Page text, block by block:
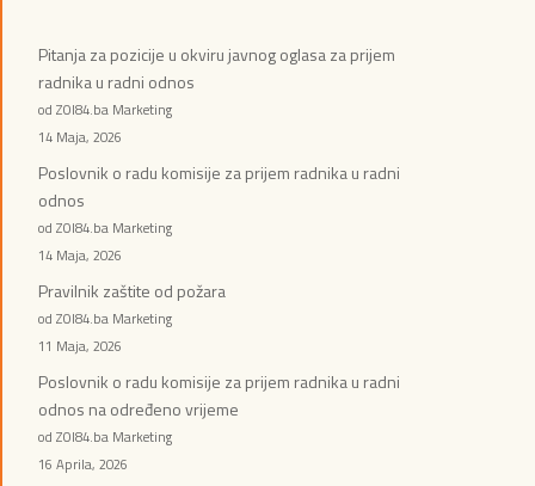
Pitanja za pozicije u okviru javnog oglasa za prijem
radnika u radni odnos
od ZOI84.ba Marketing
14 Maja, 2026
Poslovnik o radu komisije za prijem radnika u radni
odnos
od ZOI84.ba Marketing
14 Maja, 2026
Pravilnik zaštite od požara
od ZOI84.ba Marketing
11 Maja, 2026
Poslovnik o radu komisije za prijem radnika u radni
odnos na određeno vrijeme
od ZOI84.ba Marketing
16 Aprila, 2026